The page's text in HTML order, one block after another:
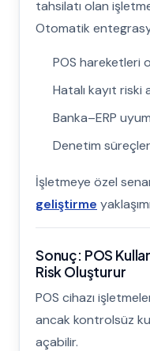
tahsilatı olan
Otomatik
POS hareketleri
Hatalı kayıt riski
Banka–ERP
Denetim
İşletmeye özel
geliştirme
Sonuç: POS
Risk Oluşturur
POS cihazı
ancak kontrolsüz
açabilir.